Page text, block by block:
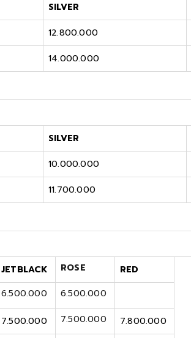
SILVER
12.800.000
14.000.000
SILVER
10.000.000
11.700.000
JETBLACK ROSE
RED
6.500.000 6.500.000
7.500.000 7.500.000
7.800.000